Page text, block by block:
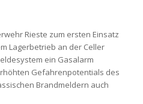
Rieste zum ersten Einsatz
Lagerbetrieb an der Celler
ein Gasalarm
Gefahrenpotentials des
Brandmeldern auch